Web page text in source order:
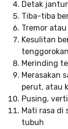
Detak
Tiba-tiba
Tremor
Kesulitan
tenggorokan
Merinding
Merasakan
perut, atau
Pusing,
Mati rasa di
tubuh